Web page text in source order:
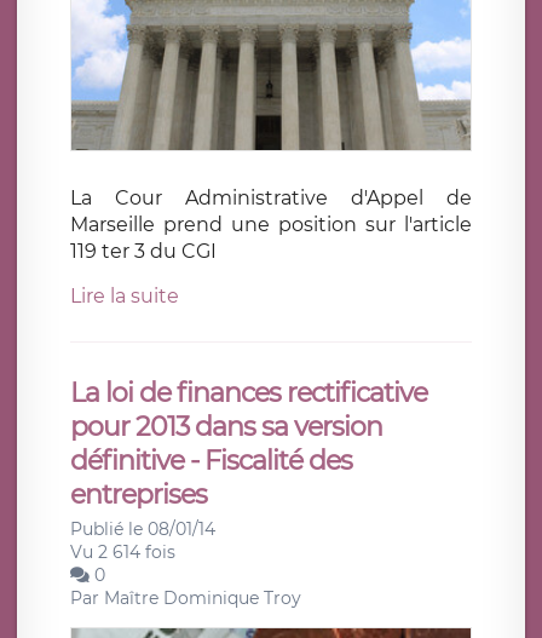
La Cour Administrative d'Appel de
Marseille prend une position sur l'article
119 ter 3 du CGI
Lire la suite
La loi de finances rectificative
pour 2013 dans sa version
définitive - Fiscalité des
entreprises
Publié le 08/01/14
Vu 2 614 fois
0
Par Maître Dominique Troy